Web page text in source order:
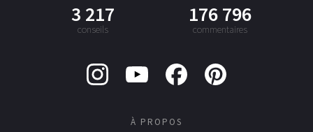
3 217
conseils
176 796
commentaires
À PROPOS